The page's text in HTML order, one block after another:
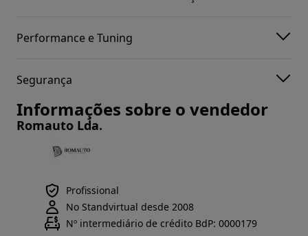
Performance e Tuning
Segurança
Informações sobre o vendedor
Romauto Lda.
Profissional
No Standvirtual desde 2008
Nº intermediário de crédito BdP: 0000179